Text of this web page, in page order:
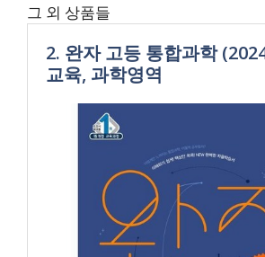
그 외 상품들
2. 완자 고등 통합과학
교육, 과학영역